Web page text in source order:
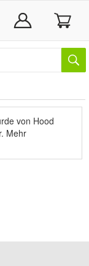
von Hood
Mehr